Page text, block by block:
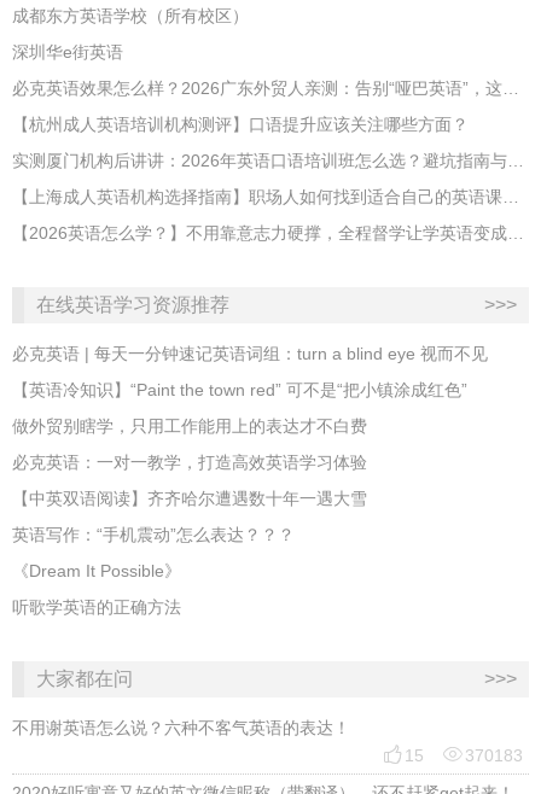
成都东方英语学校（所有校区）
深圳华e街英语
必克英语效果怎么样？2026广东外贸人亲测：告别“哑巴英语”，这才是成年人最高效的自救指南！
【杭州成人英语培训机构测评】口语提升应该关注哪些方面？
实测厦门机构后讲讲：2026年英语口语培训班怎么选？避坑指南与高效学习新范式
【上海成人英语机构选择指南】职场人如何找到适合自己的英语课程？
【2026英语怎么学？】不用靠意志力硬撑，全程督学让学英语变成日常习惯
在线英语学习资源推荐 >>>
必克英语 | 每天一分钟速记英语词组：turn a blind eye 视而不见
​【英语冷知识】“Paint the town red” 可不是“把小镇涂成红色”
做外贸别瞎学，只用工作能用上的表达才不白费
必克英语：一对一教学，打造高效英语学习体验
【中英双语阅读】齐齐哈尔遭遇数十年一遇大雪
英语写作：“手机震动”怎么表达？？？
《Dream It Possible》
听歌学英语的正确方法
大家都在问 >>>
不用谢英语怎么说？六种不客气英语的表达！
 15 370183